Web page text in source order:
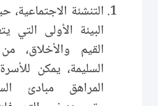
التنشئة الاجتماعية،
البيئة الأولى التي
القيم والأخلاق،
السليمة، يمكن
المراهق مبادئ